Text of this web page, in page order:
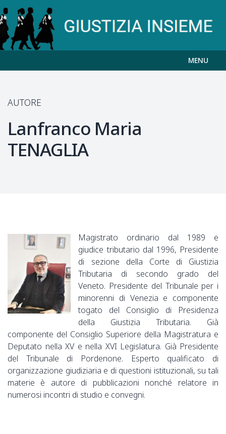
MENU
AUTORE
Lanfranco Maria
TENAGLIA
Magistrato ordinario dal 1989 e
giudice tributario dal 1996, Presidente
di sezione della Corte di Giustizia
Tributaria di secondo grado del
Veneto. Presidente del Tribunale per i
minorenni di Venezia e componente
togato del Consiglio di Presidenza
della Giustizia Tributaria. Già
componente del Consiglio Superiore della Magistratura e
Deputato nella XV e nella XVI Legislatura. Già Presidente
del Tribunale di Pordenone. Esperto qualificato di
organizzazione giudiziaria e di questioni istituzionali, su tali
materie è autore di pubblicazioni nonché relatore in
numerosi incontri di studio e convegni.